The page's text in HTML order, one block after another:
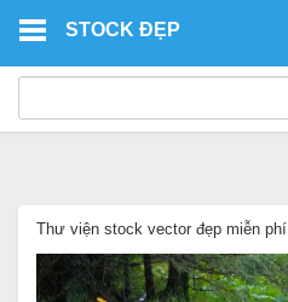
STOCK ĐẸP
Thư viện stock vector đẹp miễn phí